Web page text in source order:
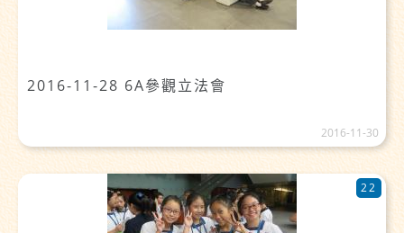
2016-11-28 6A參觀立法會
2016-11-30
22